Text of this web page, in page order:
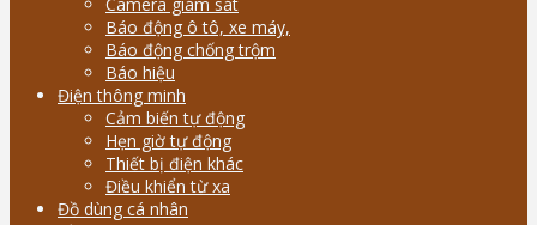
Báo động ô tô, xe máy,
Báo động chống trộm
Báo hiệu
Điện thông minh
Cảm biến tự động
Hẹn giờ tự động
Thiết bị điện khác
Điều khiển từ xa
Đồ dùng cá nhân